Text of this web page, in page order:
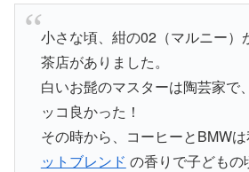
小さな頃、紺の02（マルニー）
茶店がありました。
白いお髭のマスターは陶芸家で
ッコ良かった！
その時から、コーヒーとBMWは
ットブレンド の香りで子ども